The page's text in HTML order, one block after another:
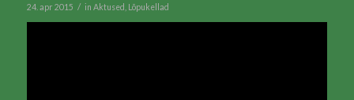
24. apr 2015 / in Aktused Lõpukellad